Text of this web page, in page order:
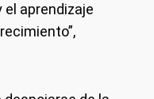
aprendizaje